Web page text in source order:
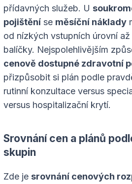
přídavných služeb. U
pojištění se měsíční náklady
od nízkých vstupních úrovní
balíčky. Nejspolehlivějším
cenově dostupné zdravotní
přizpůsobit si plán podle
rutinní konzultace versus
versus hospitalizační krytí.
Srovnání cen a plánů
skupin
Zde je srovnání cenových